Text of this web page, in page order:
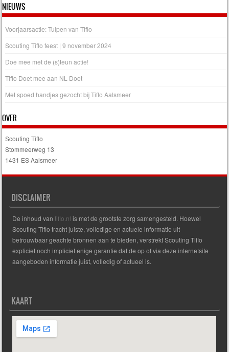
NIEUWS
Voorjaarsactie: Tulpen van Tiflo
Scouting Tiflo feest | 9 november 2024
Doe mee met de (s)teun actie!
Tiflo Doet mee aan NL Doet
Met spoed handjes gezocht bij Tiflo Aalsmeer
OVER
Scouting Tiflo
Stommeerweg 13
1431 ES Aalsmeer
DISCLAIMER
De inhoud vantiflo.nl is met de grootste zorg samengesteld. Hoewel
Scouting Tiflo tracht juiste, volledige en actuele informatie uit
betrouwbaar geachte bronnen aan te bieden, verstrekt Scouting Tiflo
expliciet noch impliciet enige garantie dat de op of via deze internetsite
aangeboden informatie juist, volledig of actueel is.
KAART